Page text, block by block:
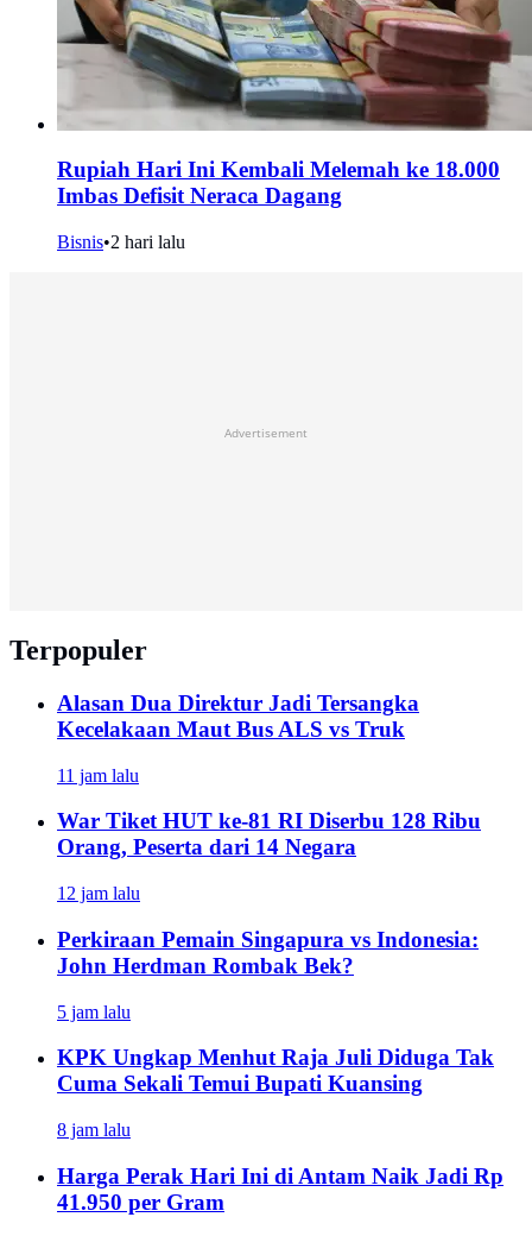
Rupiah Hari Ini Kembali Melemah ke 18.000
Imbas Defisit Neraca Dagang
Bisnis•2 hari lalu
Advertisement
Terpopuler
Alasan Dua Direktur Jadi Tersangka
Kecelakaan Maut Bus ALS vs Truk
11 jam lalu
War Tiket HUT ke-81 RI Diserbu 128 Ribu
Orang, Peserta dari 14 Negara
12 jam lalu
Perkiraan Pemain Singapura vs Indonesia:
John Herdman Rombak Bek?
5 jam lalu
KPK Ungkap Menhut Raja Juli Diduga Tak
Cuma Sekali Temui Bupati Kuansing
8 jam lalu
Harga Perak Hari Ini di Antam Naik Jadi Rp
41.950 per Gram